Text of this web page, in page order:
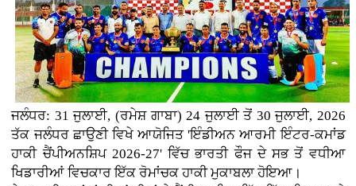
ਜਲੰਧਰ: 31 ਜੁਲਾਈ, (ਰਮੇਸ਼ ਗਾਬਾ) 24 ਜੁਲਾਈ ਤੋਂ 30 ਜੁਲਾਈ, 2026
ਤੱਕ ਜਲੰਧਰ ਛਾਉਣੀ ਵਿਖੇ ਆਯੋਜਿਤ 'ਇੰਡੀਅਨ ਆਰਮੀ ਇੰਟਰ-ਕਮਾਂਡ
ਹਾਕੀ ਚੈਂਪੀਅਨਸ਼ਿਪ 2026-27' ਵਿੱਚ ਭਾਰਤੀ ਫੌਜ ਦੇ ਸਭ ਤੋਂ ਵਧੀਆ
ਖਿਡਾਰੀਆਂ ਵਿਚਕਾਰ ਇੱਕ ਰੋਮਾਂਚਕ ਹਾਕੀ ਮੁਕਾਬਲਾ ਹੋਇਆ।